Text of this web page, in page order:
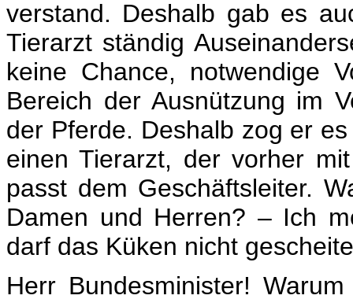
verstand. Deshalb gab es
Tierarzt ständig
keine Chance, notwendige
Bereich der Ausnützung im
der Pferde. Deshalb zog er
einen Tierarzt, der vorher
passt dem Geschäftsleiter.
Damen und Herren? – Ich
darf das Küken nicht
Herr Bundesminister!